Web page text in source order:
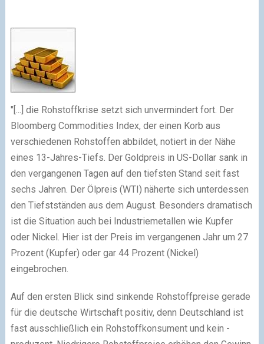
"[...] die Rohstoffkrise setzt sich unvermindert fort. Der
Bloomberg Commodities Index, der einen Korb aus
verschiedenen Rohstoffen abbildet, notiert in der Nähe
eines 13-Jahres-Tiefs. Der Goldpreis in US-Dollar sank in
den vergangenen Tagen auf den tiefsten Stand seit fast
sechs Jahren. Der Ölpreis (WTI) näherte sich unterdessen
den Tiefstständen aus dem August. Besonders dramatisch
ist die Situation auch bei Industriemetallen wie Kupfer
oder Nickel. Hier ist der Preis im vergangenen Jahr um 27
Prozent (Kupfer) oder gar 44 Prozent (Nickel)
eingebrochen.
Auf den ersten Blick sind sinkende Rohstoffpreise gerade
für die deutsche Wirtschaft positiv, denn Deutschland ist
fast ausschließlich ein Rohstoffkonsument und kein -